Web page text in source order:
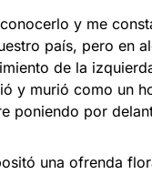
y me
país, pero en
de la
y murió como un
poniendo por
una ofrenda